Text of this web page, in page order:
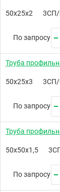
50х25х2 3СП/
По запросу
Труба
50х25х3 3СП/
По запросу
Труба
50х50х1,5
По запросу